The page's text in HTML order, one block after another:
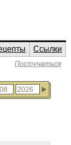
Ссылки
Постучаться